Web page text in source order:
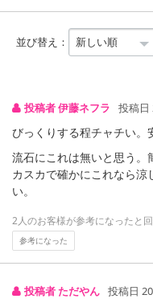
並び替え：
投稿者 伊藤ネフラ 投稿日
びっくりする程チャチい。
流石にこれは無いと思う。
カスカで確かにこれなら
い。
2人のお客様が参考になったと
参考になった
投稿者 ただやん 投稿日